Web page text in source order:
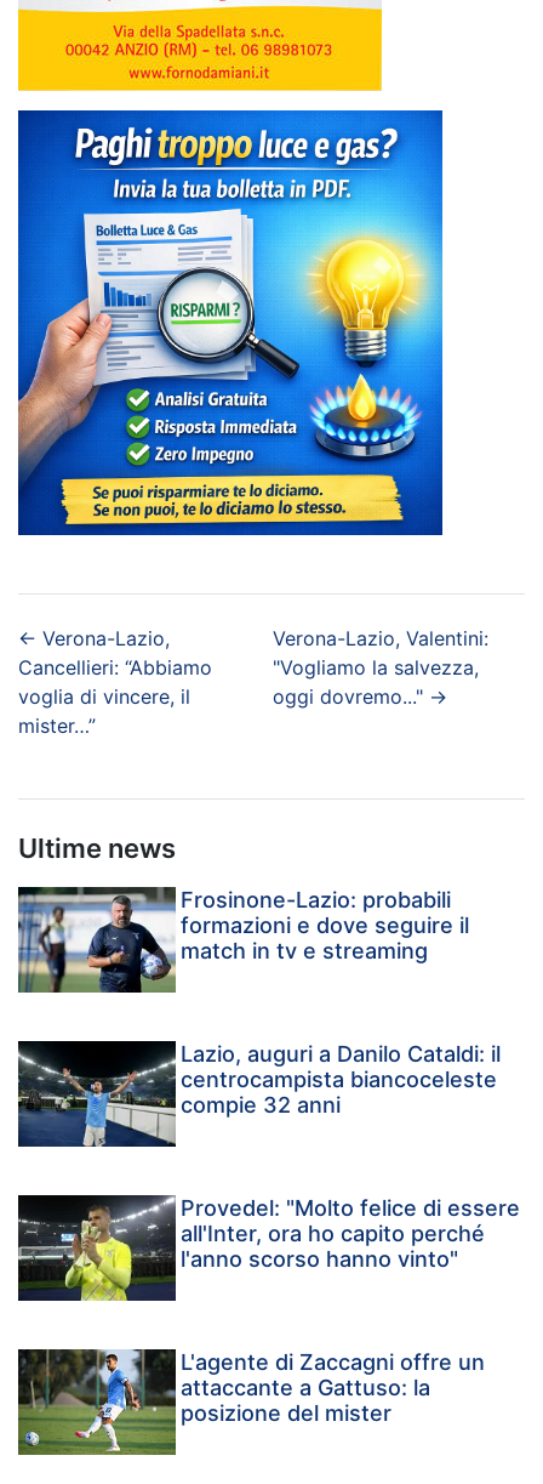
← Verona-Lazio,
Cancellieri: “Abbiamo
voglia di vincere, il
mister…”
Verona-Lazio, Valentini:
"Vogliamo la salvezza,
oggi dovremo..."→
Ultime news
Frosinone-Lazio: probabili
formazioni e dove seguire il
match in tv e streaming
Lazio, auguri a Danilo Cataldi: il
centrocampista biancoceleste
compie 32 anni
Provedel: "Molto felice di essere
all'Inter, ora ho capito perché
l'anno scorso hanno vinto"
L'agente di Zaccagni offre un
attaccante a Gattuso: la
posizione del mister